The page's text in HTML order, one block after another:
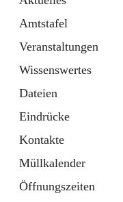
Amtstafel
Veranstaltungen
Wissenswertes
Dateien
Eindrücke
Kontakte
Müllkalender
Öffnungszeiten
Externe Webseite
Tab
Region Schneebergland
Externe Webseite
öffnet
in
neuem
Tab